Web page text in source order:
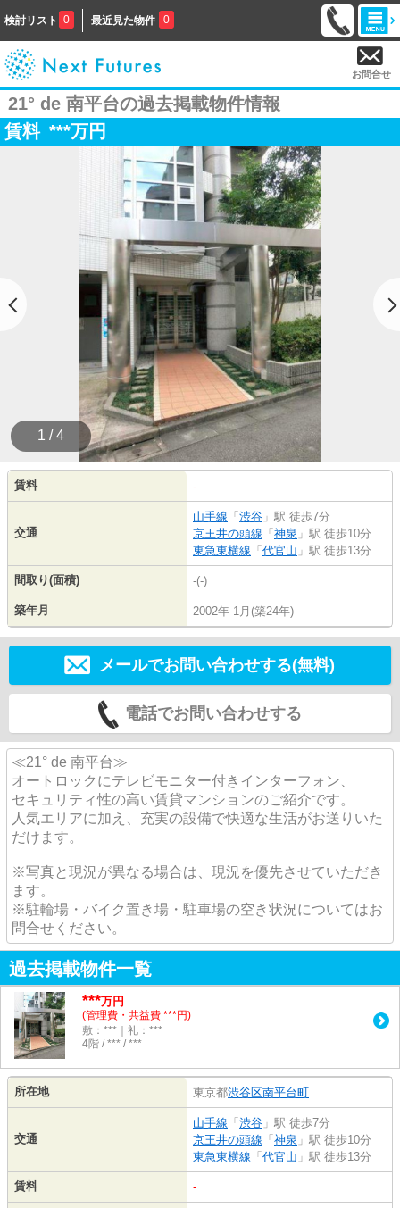
検討リスト 0 最近見た物件 0
お問合せ
21° de 南平台の過去掲載物件情報
賃料 ***万円
1 / 4
賃料 -
交通
山手線 「 渋谷 」駅 徒歩7分
京王井の頭線 「 神泉 」駅 徒歩10分
東急東横線 「 代官山 」駅 徒歩13分
間取り(面積) -(-)
築年月 2002年 1月(築24年)
メールでお問い合わせする(無料)
電話でお問い合わせする
≪21° de 南平台≫
オートロックにテレビモニター付きインターフォン、
セキュリティ性の高い賃貸マンションのご紹介です。
人気エリアに加え、充実の設備で快適な生活がお送りいた
だけます。
※写真と現況が異なる場合は、現況を優先させていただき
ます。
※駐輪場・バイク置き場・駐車場の空き状況についてはお
問合せください。
過去掲載物件一覧
***万円
(管理費・共益費 ***円)
敷：***｜礼：***
4階 / *** / ***
所在地 東京都渋谷区南平台町
交通
山手線 「 渋谷 」駅 徒歩7分
京王井の頭線 「 神泉 」駅 徒歩10分
東急東横線 「 代官山 」駅 徒歩13分
賃料 -